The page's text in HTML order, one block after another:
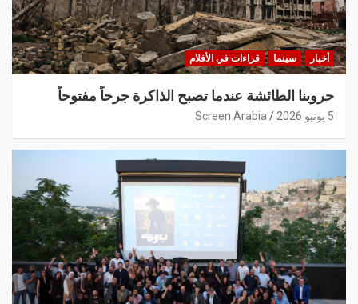
أخبار سينما قراءات في الأفلام
حروبنا الطائشة عندما تصبح الذاكرة جرحاً مفتوحاً
5 يونيو 2026 Screen Arabia